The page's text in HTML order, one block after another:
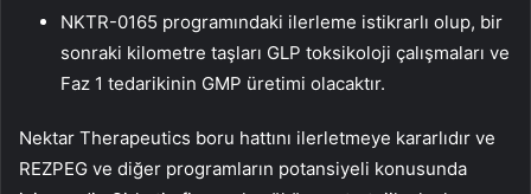
NKTR-0165 programındaki ilerleme istikrarlı olup, bir
sonraki kilometre taşları GLP toksikoloji çalışmaları ve
Faz 1 tedarikinin GMP üretimi olacaktır.
Nektar Therapeutics boru hattını ilerletmeye kararlıdır ve
REZPEG ve diğer programların potansiyeli konusunda